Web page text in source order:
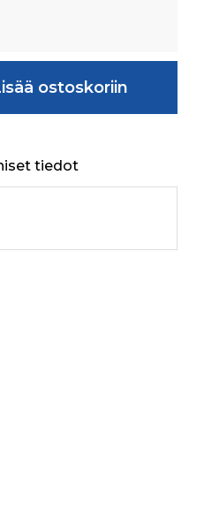
ostoskoriin
tiedot